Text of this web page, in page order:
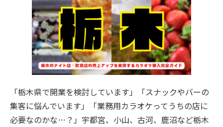
ご契約までの流れ
よくあるご質問
新曲情報
「栃木県で開業を検討しています」「スナックやバーの
集客に悩んでいます」「業務用カラオケってうちの店に
必要なのかな…？」宇都宮、小山、古河、鹿沼など栃木